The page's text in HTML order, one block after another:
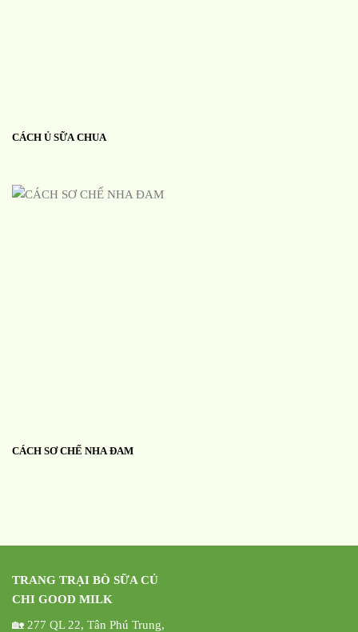
CÁCH Ủ SỮA CHUA
CÁCH SƠ CHẾ NHA ĐAM
TRANG TRẠI BÒ SỮA CỦ
CHI GOOD MILK
🏡 277 QL 22, Tân Phú Trung,